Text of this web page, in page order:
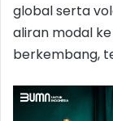
global serta
aliran modal
berkembang,